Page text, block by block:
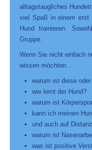
alltagstaugliches
viel Spaß in einem erst
Hund trainieren.
Gruppe.
Wenn Sie nicht einfach
wissen möchten...
warum ist diese
wie lernt der Hund?
warum ist
kann ich meinen
und auch auf
warum ist
was ist positive